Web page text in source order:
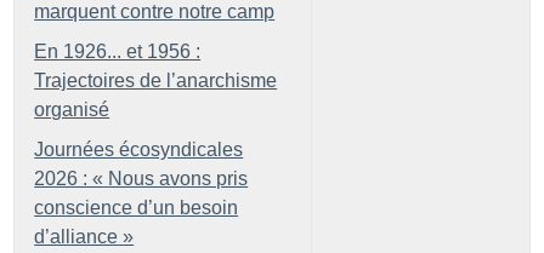
marquent contre notre camp
En 1926... et 1956 :
Trajectoires de l’anarchisme
organisé
Journées écosyndicales
2026 : « Nous avons pris
conscience d’un besoin
d’alliance »